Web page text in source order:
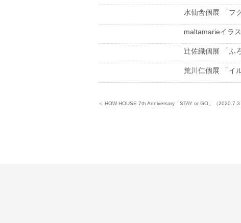
水仙舎個展 「フ
maltamarieイラ
辻佐織個展 「ふ
荒川仁個展 「イ
＜ HOW HOUSE 7th Anniversary「STAY or GO」（2020.7.3